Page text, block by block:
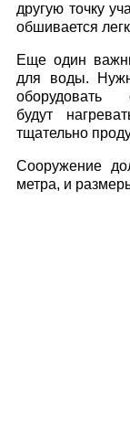
другую точку
обшивается
Еще один
для воды.
будут
тщательно
Сооружение
метра, и